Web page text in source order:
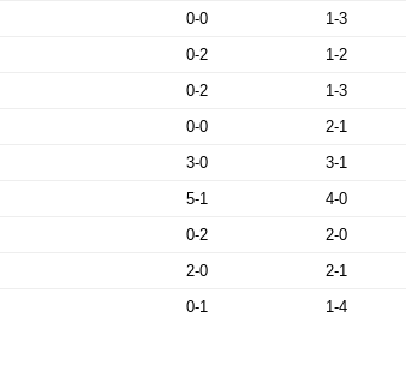
0-0
1-3
0-2
1-2
0-2
1-3
0-0
2-1
3-0
3-1
5-1
4-0
0-2
2-0
2-0
2-1
0-1 1-4